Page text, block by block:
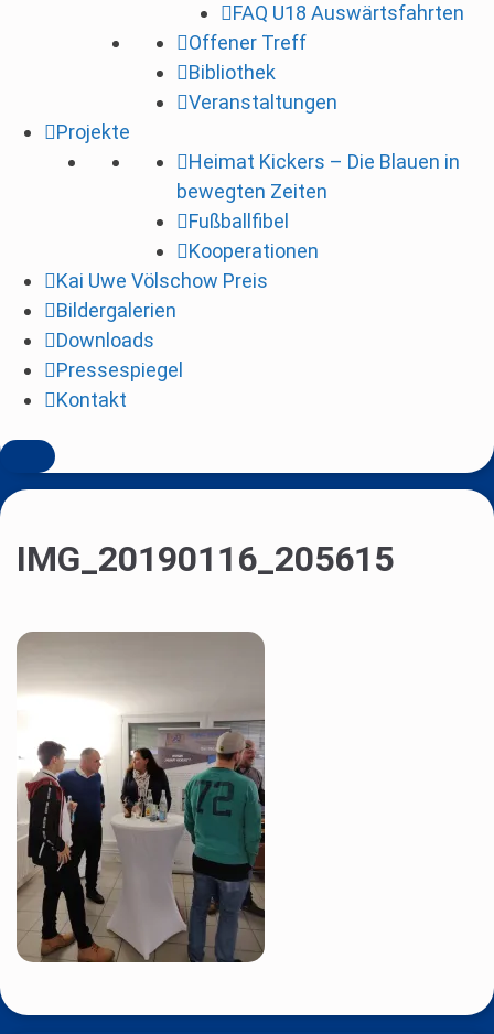
FAQ U18 Auswärtsfahrten
Offener Treff
Bibliothek
Veranstaltungen
Projekte
Heimat Kickers – Die Blauen in
bewegten Zeiten
Fußballfibel
Kooperationen
Kai Uwe Völschow Preis
Bildergalerien
Downloads
Pressespiegel
Kontakt
IMG_20190116_205615